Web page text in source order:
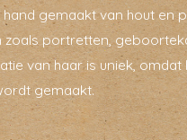
gemaakt van hout en
zoals portretten,
van haar is uniek,
gemaakt.